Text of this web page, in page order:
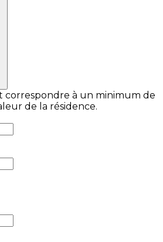
correspondre à un minimum de
de la résidence.